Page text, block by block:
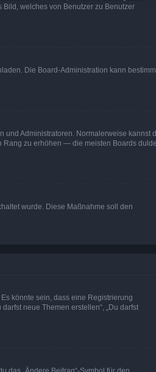
welches von Benutzer zu Benutzer
Die Board-Administration kann
und Administratoren. Normalerweise kannst
Rang zu erhöhen — die meisten Boards
wurde. Diese Maßnahme soll den
könnte sein, dass eine Registrierung
neue Themen erstellen“, „Du darfst